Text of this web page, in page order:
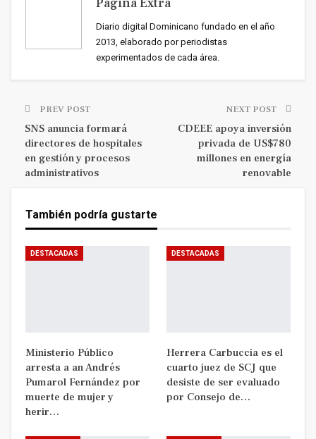
Diario digital Dominicano fundado en el año
2013, elaborado por periodistas
experimentados de cada área.
PREV POST
SNS anuncia formará
directores de hospitales
en gestión y procesos
administrativos
NEXT POST
CDEEE apoya inversión
privada de US$780
millones en energía
renovable
También podría gustarte
DESTACADAS
Ministerio Público
arresta a an Andrés
Pumarol Fernández por
muerte de mujer y
herir…
DESTACADAS
Herrera Carbuccia es el
cuarto juez de SCJ que
desiste de ser evaluado
por Consejo de…